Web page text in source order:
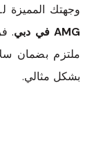
وجهتك المميزة
AMG في دبي
.
بشكل مثالي.